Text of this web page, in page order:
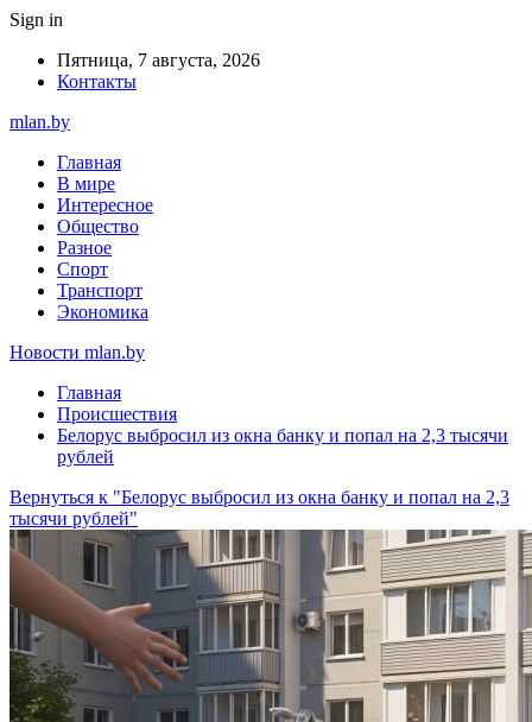
Sign in
Пятница, 7 августа, 2026
Контакты
mlan.by
Главная
В мире
Интересное
Общество
Разное
Спорт
Транспорт
Экономика
Новости mlan.by
Главная
Происшествия
Белорус выбросил из окна банку и попал на 2,3 тысячи
рублей
Вернуться к "Белорус выбросил из окна банку и попал на 2,3
тысячи рублей"